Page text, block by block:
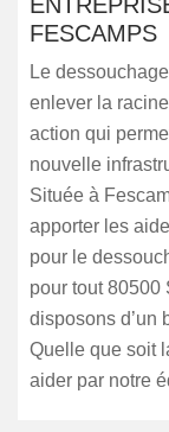
FESCAMPS
Le
enlever la
action qui
nouvelle
Située à
apporter les
pour le
pour tout 80500
disposons d’un
Quelle que soit
aider par notre